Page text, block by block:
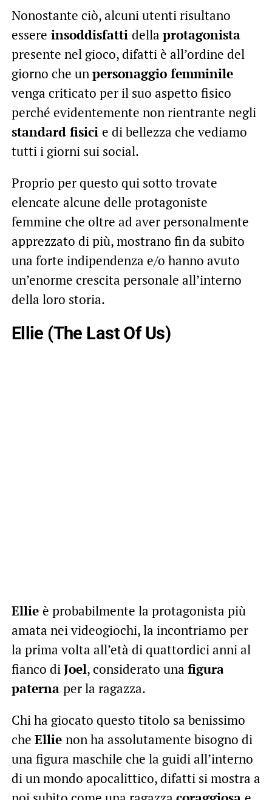
Nonostante ciò, alcuni utenti risultano
essere insoddisfatti della protagonista
presente nel gioco, difatti è all’ordine del
giorno che unpersonaggio femminile
venga criticato per il suo aspetto fisico
perché evidentemente non rientrante negli
standard fisici e di bellezza che vediamo
tutti i giorni sui social.
Proprio per questo qui sotto trovate
elencate alcune delle protagoniste
femmine che oltre ad aver personalmente
apprezzato di più, mostrano fin da subito
una forte indipendenza e/o hanno avuto
un’enorme crescita personale all’interno
della loro storia.
Ellie (The Last Of Us)
Ellie è probabilmente la protagonista più
amata nei videogiochi, la incontriamo per
la prima volta all’età di quattordici anni al
fianco diJoel, considerato una figura
paterna per la ragazza.
Chi ha giocato questo titolo sa benissimo
che Ellie non ha assolutamente bisogno di
una figura maschile che la guidi all’interno
di un mondo apocalittico, difatti si mostra a